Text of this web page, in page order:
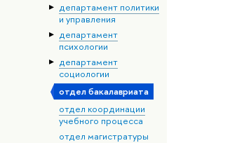
департамент политики
и управления
департамент
психологии
департамент
социологии
отдел бакалавриата
отдел координации
учебного процесса
отдел магистратуры